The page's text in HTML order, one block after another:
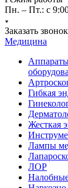
Пн. – Пт.: с
Заказать звонок
Медицина
Гибкая
Жесткая
Лампы
ЛОР